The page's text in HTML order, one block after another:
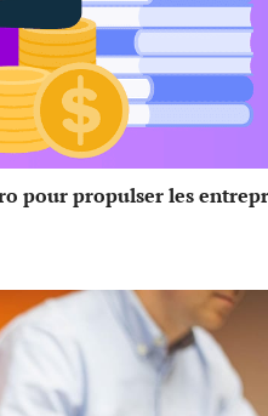
pour propulser les